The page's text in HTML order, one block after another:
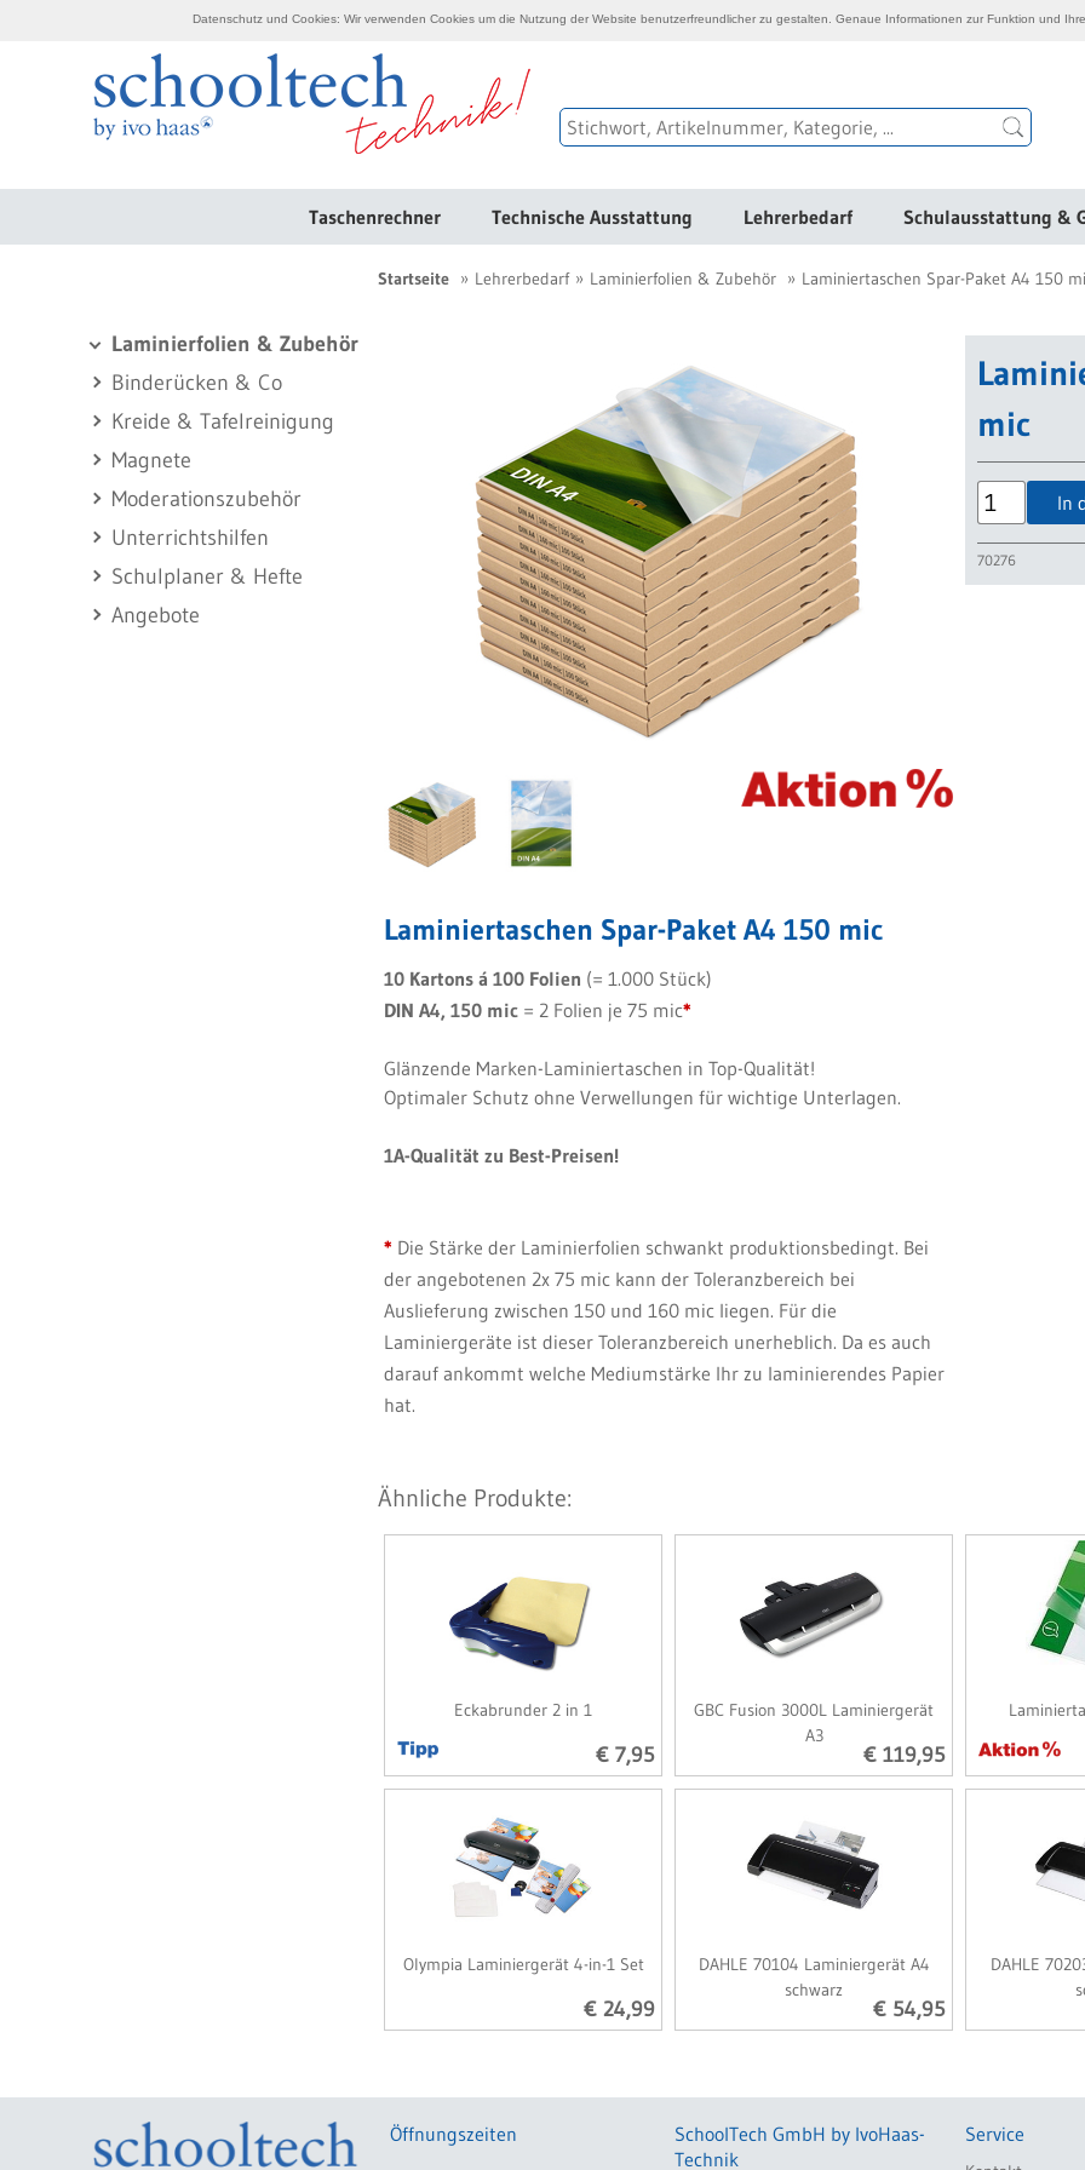
Taschenrechner Technische Ausstattung Lehrerbedarf Schulausstattung &
Laminierfolien & Zubehör
Binderücken & Co
Kreide & Tafelreinigung
Magnete
Moderationszubehör
Unterrichtshilfen
Schulplaner & Hefte
Angebote
Startseite Lehrerbedarf Laminierfolien & Zubehör Laminiertaschen Spar-Paket A4 150
mic
In
70276
Laminiertaschen Spar-Paket A4 150 mic
10 Kartons á 100 Folien (= 1.000 Stück)
DIN A4, 150 mic = 2 Folien je 75 mic*
Glänzende Marken-Laminiertaschen in Top-Qualität!
Optimaler Schutz ohne Verwellungen für wichtige Unterlagen.
1A-Qualität zu Best-Preisen!
* Die Stärke der Laminierfolien schwankt produktionsbedingt. Bei
der angebotenen 2x 75 mic kann der Toleranzbereich bei
Auslieferung zwischen 150 und 160 mic liegen. Für die
Laminiergeräte ist dieser Toleranzbereich unerheblich. Da es auch
darauf ankommt welche Mediumstärke Ihr zu laminierendes Papier
hat.
Ähnliche Produkte:
Eckabrunder 2 in 1
€ 7,95
GBC Fusion 3000L Laminiergerät
A3
€ 119,95
Olympia Laminiergerät 4-in-1 Set
€ 24,99
DAHLE 70104 Laminiergerät A4
schwarz
€ 54,95
DAHLE
Öffnungszeiten
SchoolTech GmbH by IvoHaas-
Technik
Service
Datenschutz und Cookies: Wir verwenden Cookies um die Nutzung der Website benutzerfreundlicher zu gestalten. Genaue Informationen zur Funktion und